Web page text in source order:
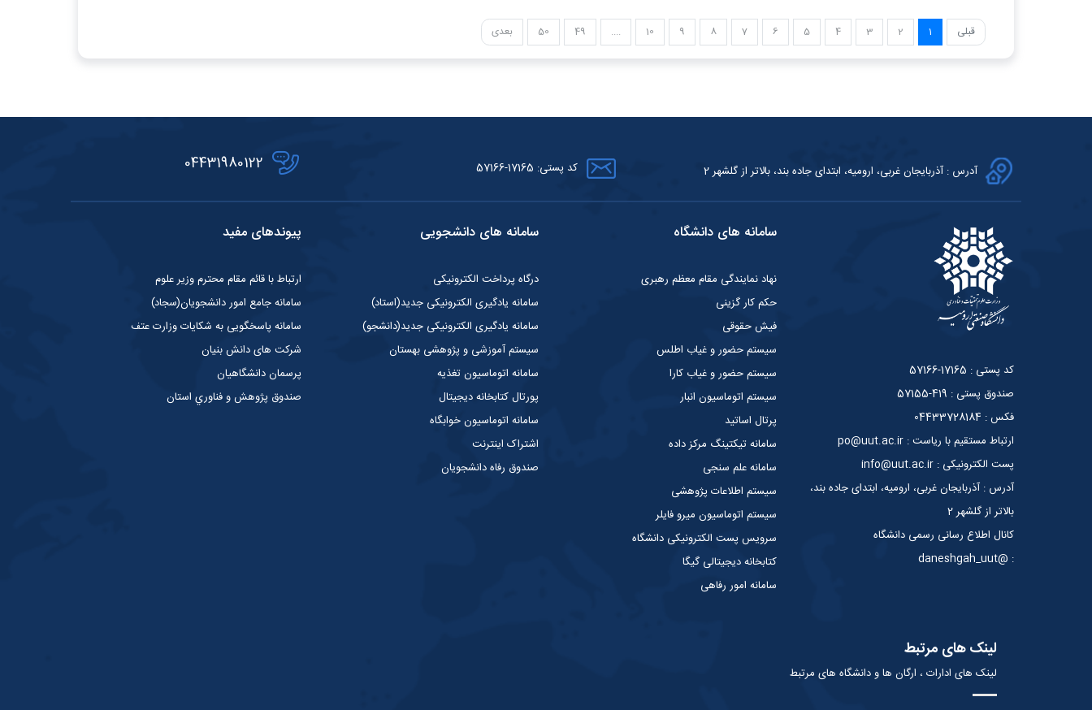
قبلی 1
2
3
4
5
6
7
8
9
10
....
49
50 بعدی
آدرس : آذربایجان غربی، ارومیه، ابتدای جاده بند، بالاتر از گلشهر 2 کد پستی: 17165-57166 04431980122
کد پستی : 17165-57166
صندوق پستی : 419-57155
فکس : 04433728184
ارتباط مستقیم با ریاست : po@uut.ac.ir
پست الکترونیکی : info@uut.ac.ir
آدرس : آذربایجان غربی، ارومیه، ابتدای جاده بند،
بالاتر از گلشهر 2
کانال اطلاع رسانی رسمی دانشگاه
: @daneshgah_uut
سامانه های دانشگاه
نهاد نمایندگی مقام معظم رهبری
حکم کار گزینی
فیش حقوقی
سیستم حضور و غیاب اطلس
سیستم حضور و غیاب کارا
سیستم اتوماسیون انبار
پرتال اساتید
سامانه تیکتینگ مرکز داده
سامانه علم سنجی
سیستم اطلاعات پژوهشی
سیستم اتوماسیون میرو فایلر
سرویس پست الکترونیکی دانشگاه
کتابخانه دیجیتالی گیگا
سامانه امور رفاهی
سامانه های دانشجویی
درگاه پرداخت الکترونیکی
سامانه یادگیری الکترونیکی جدید(استاد)
سامانه یادگیری الکترونیکی جدید(دانشجو)
سیستم آموزشی و پژوهشی بهستان
سامانه اتوماسیون تغذیه
پورتال کتابخانه دیجیتال
سامانه اتوماسیون خوابگاه
اشتراک اینترنت
صندوق رفاه دانشجویان
پیوندهای مفید
ارتباط با قائم مقام محترم وزیر علوم
سامانه جامع امور دانشجویان(سجاد)
سامانه پاسخگویی به شکایات وزارت عتف
شرکت های دانش بنیان
پرسمان دانشگاهیان
صندوق پژوهش و فناوري استان
لینک های مرتبط
لینک های ادارات ، ارگان ها و دانشگاه های مرتبط